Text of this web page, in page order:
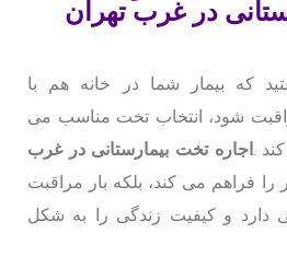
در غرب تهران
که بیمار شما در خانه هم با
شود، انتخاب تخت مناسب می
اجاره تخت بیمارستانی در غرب
را فراهم می کند، بلکه بار مراقبت
دارد و کیفیت زندگی را به شکل